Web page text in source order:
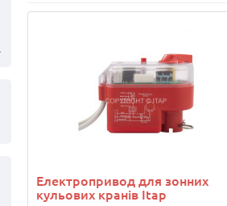
Електропривод для зонних
кульових кранів Itap